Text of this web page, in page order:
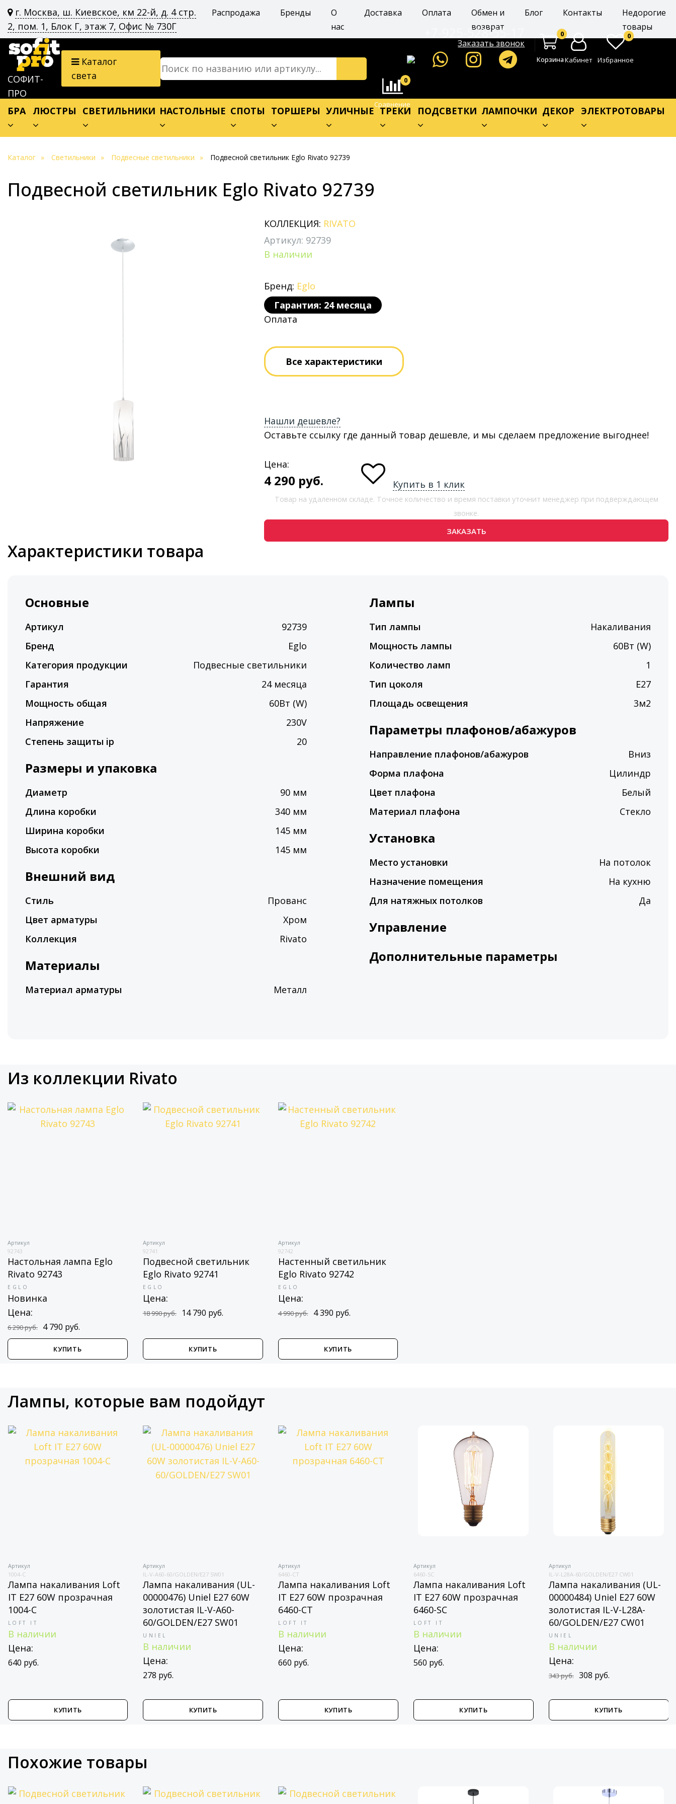
г. Москва, ш. Киевское, км 22-й, д. 4 стр.
2, пом. 1, Блок Г, этаж 7, Офис № 730Г
Распродажа Бренды
О
нас
Доставка Оплата
Обмен и
возврат
Блог Контакты
Недорогие
товары
СОФИТ-
ПРО
Каталог
света
+7-925-528-55-17
Заказать звонок
0
КорзинаКабинет
0
Избранное
0
Сравнение
БРА ЛЮСТРЫ СВЕТИЛЬНИКИ НАСТОЛЬНЫЕ СПОТЫ ТОРШЕРЫ УЛИЧНЫЕ ТРЕКИ ПОДСВЕТКИ ЛАМПОЧКИ ДЕКОР ЭЛЕКТРОТОВАРЫ
Каталог Светильники Подвесные светильники Подвесной светильник Eglo Rivato 92739
Подвесной светильник Eglo Rivato 92739
КОЛЛЕКЦИЯ: RIVATO
Артикул: 92739
В наличии
Бренд: Eglo
Гарантия: 24 месяца
Оплата
Все характеристики
Нашли дешевле?
Оставьте ссылку где данный товар дешевле, и мы сделаем предложение выгоднее!
Цена:
4 290 руб. Купить в 1 клик
Товар на удаленном складе. Точное количество и время поставки уточнит менеджер при подверждающем
звонке.
ЗАКАЗАТЬ
Характеристики товара
Основные
Артикул
92739
Бренд
Eglo
Категория продукции
Подвесные светильники
Гарантия
24 месяца
Мощность общая
60Вт (W)
Напряжение
230V
Степень защиты ip
20
Размеры и упаковка
Диаметр
90 мм
Длина коробки
340 мм
Ширина коробки
145 мм
Высота коробки
145 мм
Внешний вид
Стиль
Прованс
Цвет арматуры
Хром
Коллекция
Rivato
Материалы
Материал арматуры Металл
Лампы
Тип лампы
Накаливания
Мощность лампы
60Вт (W)
Количество ламп
1
Тип цоколя
E27
Площадь освещения
3м2
Параметры плафонов/абажуров
Направление плафонов/абажуров
Вниз
Форма плафона
Цилиндр
Цвет плафона
Белый
Материал плафона
Стекло
Установка
Место установки
На потолок
Назначение помещения
На кухню
Для натяжных потолков
Да
Управление
Дополнительные параметры
Из коллекции Rivato
Артикул
92743
Настольная лампа Eglo
Rivato 92743
EGLO
Новинка
Цена:
6 290 руб. 4 790 руб.
КУПИТЬ
Артикул
92741
Подвесной светильник
Eglo Rivato 92741
EGLO
Цена:
18 990 руб. 14 790 руб.
КУПИТЬ
Артикул
92742
Настенный светильник
Eglo Rivato 92742
EGLO
Цена:
4 990 руб. 4 390 руб.
КУПИТЬ
Лампы, которые вам подойдут
Артикул
1004-C
Лампа накаливания Loft
IT E27 60W прозрачная
1004-C
LOFT IT
В наличии
Цена:
640 руб.
КУПИТЬ
Артикул
IL-V-A60-60/GOLDEN/E27 SW01
Лампа накаливания (UL-
00000476) Uniel E27 60W
золотистая IL-V-A60-
60/GOLDEN/E27 SW01
UNIEL
В наличии
Цена:
278 руб.
КУПИТЬ
Артикул
6460-CT
Лампа накаливания Loft
IT E27 60W прозрачная
6460-CT
LOFT IT
В наличии
Цена:
660 руб.
КУПИТЬ
Артикул
6460-SC
Лампа накаливания Loft
IT E27 60W прозрачная
6460-SC
LOFT IT
В наличии
Цена:
560 руб.
КУПИТЬ
Артикул
IL-V-L28A-60/GOLDEN/E27 CW01
Лампа накаливания (UL-
00000484) Uniel E27 60W
золотистая IL-V-L28A-
60/GOLDEN/E27 CW01
UNIEL
В наличии
Цена:
343 руб. 308 руб.
КУПИТЬ
Похожие товары